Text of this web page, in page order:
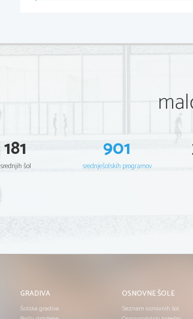
181
srednjih šol
901
srednješolskih programov
GRADIVA
Šolska gradiva
OSNOVNE ŠOLE
Seznam osnovnih šol